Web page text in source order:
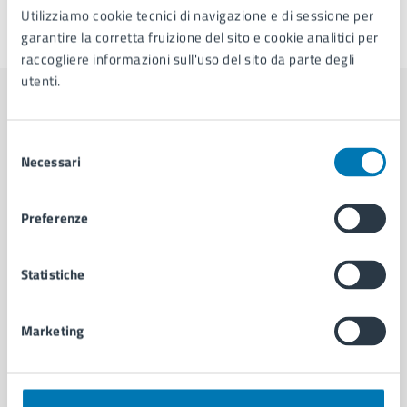
Utilizziamo cookie tecnici di navigazione e di sessione per
garantire la corretta fruizione del sito e cookie analitici per
raccogliere informazioni sull'uso del sito da parte degli
utenti.
delNecessari
Preferenze
Statistiche
Marketing
Ultimo aggiornamento:03/06/2026, 12:35
U.O. Attività Tecniche - Municipalità 1
Commissione Scuola di Municipalità 1